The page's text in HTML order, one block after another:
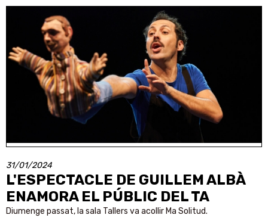
31/01/2024
L'ESPECTACLE DE GUILLEM ALBÀ
ENAMORA EL PÚBLIC DEL TA
Diumenge passat, la sala Tallers va acollir Ma Solitud.